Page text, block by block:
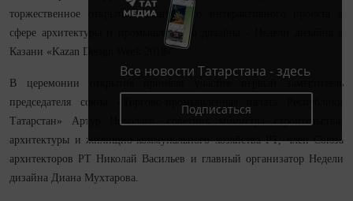
торжественное открытие масштабного интерактивного проекта в
сфере архитектуры и промышленного дизайна - Недели дизайна в
Казани «Kazan Design Week 2018».
В церемонии открытия приняли участие первый заместитель
председателя союза «Торгово-промышленная палата Республики
Татарстан» Артур Николаев, советник министра строительства,
архитектуры и жилищно-коммунального хозяйства РТ, член Союза
архитекторов РТ Николай Васильев и главный организатор Недели
дизайна Диана Мухтарова.
Все новости Татарстана - здесь
Подписаться